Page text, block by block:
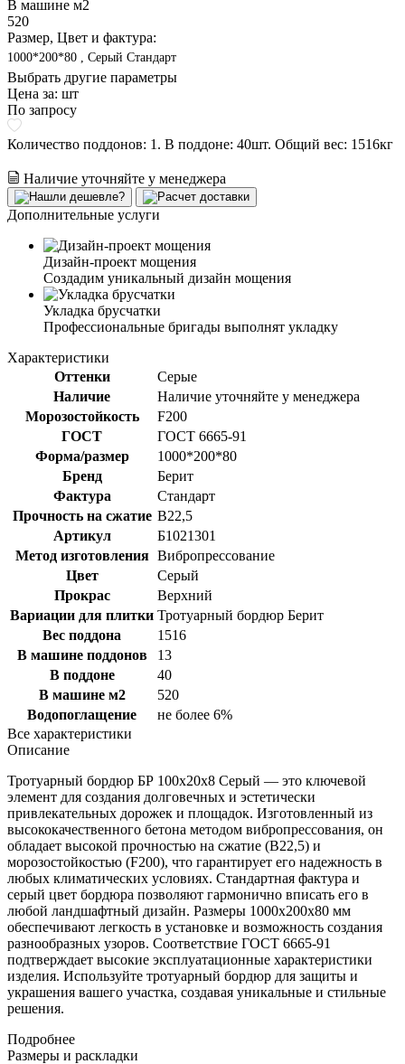
В машине м2
520
Размер, Цвет и фактура:
1000*200*80 , Серый Стандарт
Выбрать другие параметры
Цена за: шт
По запросу
Количество поддонов: 1. В поддоне: 40шт. Общий вес: 1516кг
Наличие уточняйте у менеджера
Дополнительные услуги
Дизайн-проект мощения
Создадим уникальный дизайн мощения
Укладка брусчатки
Профессиональные бригады выполнят укладку
Характеристики
Оттенки
Серые
Наличие
Наличие уточняйте у менеджера
Морозостойкость
F200
ГОСТ
ГОСТ 6665-91
Форма/размер
1000*200*80
Бренд
Берит
Фактура
Стандарт
Прочность на сжатие В22,5
Артикул
Б1021301
Метод изготовления Вибропрессование
Цвет
Серый
Прокрас
Верхний
Вариации для плитки Тротуарный бордюр Берит
Вес поддона
1516
В машине поддонов
13
В поддоне
40
В машине м2
520
Водопоглащение
не более 6%
Все характеристики
Описание
Тротуарный бордюр БР 100х20х8 Серый — это ключевой
элемент для создания долговечных и эстетически
привлекательных дорожек и площадок. Изготовленный из
высококачественного бетона методом вибропрессования, он
обладает высокой прочностью на сжатие (В22,5) и
морозостойкостью (F200), что гарантирует его надежность в
любых климатических условиях. Стандартная фактура и
серый цвет бордюра позволяют гармонично вписать его в
любой ландшафтный дизайн. Размеры 1000x200x80 мм
обеспечивают легкость в установке и возможность создания
разнообразных узоров. Соответствие ГОСТ 6665-91
подтверждает высокие эксплуатационные характеристики
изделия. Используйте тротуарный бордюр для защиты и
украшения вашего участка, создавая уникальные и стильные
решения.
Подробнее
Размеры и раскладки